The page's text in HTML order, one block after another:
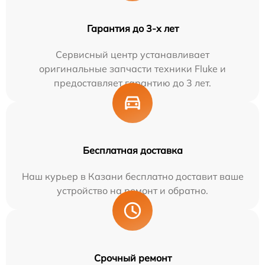
Гарантия до 3-х лет
Сервисный центр устанавливает
оригинальные запчасти техники Fluke и
предоставляет гарантию до 3 лет.
Бесплатная доставка
Наш курьер в Казани бесплатно доставит ваше
устройство на ремонт и обратно.
Срочный ремонт